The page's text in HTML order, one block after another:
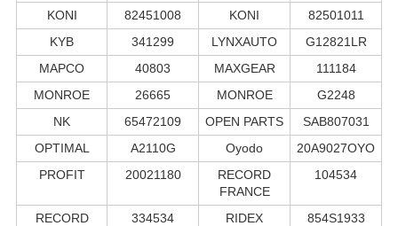
KONI
82451008 KONI
82501011
KYB
341299 LYNXAUTO
G12821LR
MAPCO
40803 MAXGEAR
111184
MONROE
26665 MONROE
G2248
NK
65472109 OPEN PARTS
SAB807031
OPTIMAL
A2110G Oyodo
20A9027OYO
PROFIT
20021180
RECORD
FRANCE
104534
RECORD
334534 RIDEX 854S1933